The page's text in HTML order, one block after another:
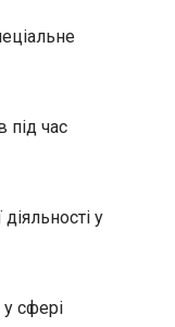
під час
у
сфері